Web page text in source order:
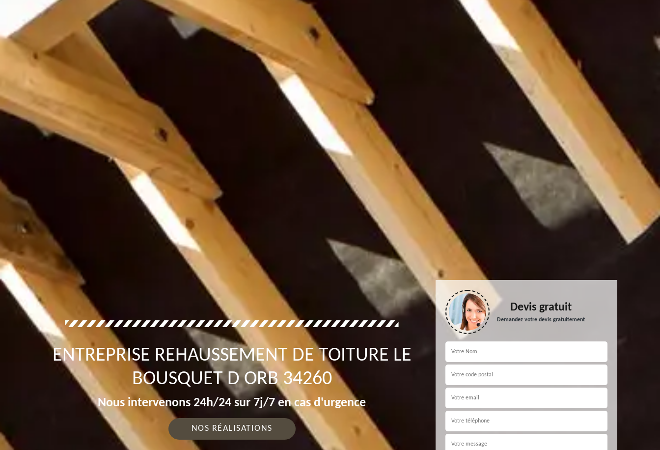
ENTREPRISE REHAUSSEMENT DE TOITURE LE
BOUSQUET D ORB 34260
Nous intervenons 24h/24 sur 7j/7 en cas d'urgence
NOS RÉALISATIONS
Devis gratuit
Demandez votre devis gratuitement